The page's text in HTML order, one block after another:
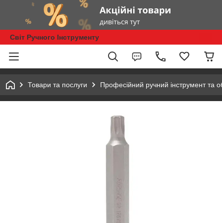
Світ Ручного Інструменту
Товари та послуги Професійний ручний інструмент та